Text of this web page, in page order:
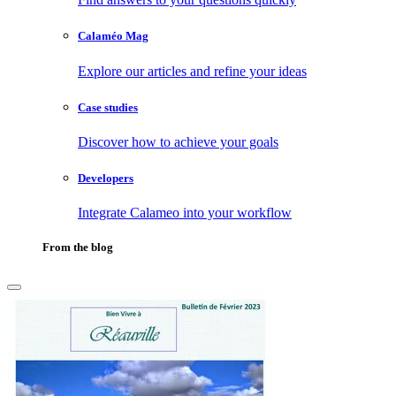
Calaméo Mag
Explore our articles and refine your ideas
Case studies
Discover how to achieve your goals
Developers
Integrate Calameo into your workflow
From the blog